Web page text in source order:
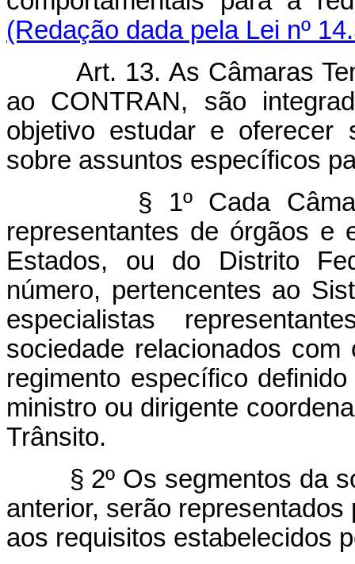
(Redação dada pela Lei nº
Art. 13. As Câmaras
ao CONTRAN, são
objetivo estudar e oferecer
sobre assuntos específicos
§ 1º Cada Câmara é
representantes de órgãos e
Estados, ou do Distrito
número, pertencentes ao
especialistas
sociedade relacionados
regimento específico
ministro ou dirigente
Trânsito.
§ 2º Os segmentos da
anterior, serão
aos requisitos estabelecidos